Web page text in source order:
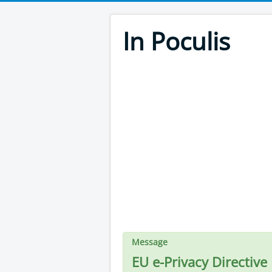
In Poculis
Message
EU e-Privacy Directive